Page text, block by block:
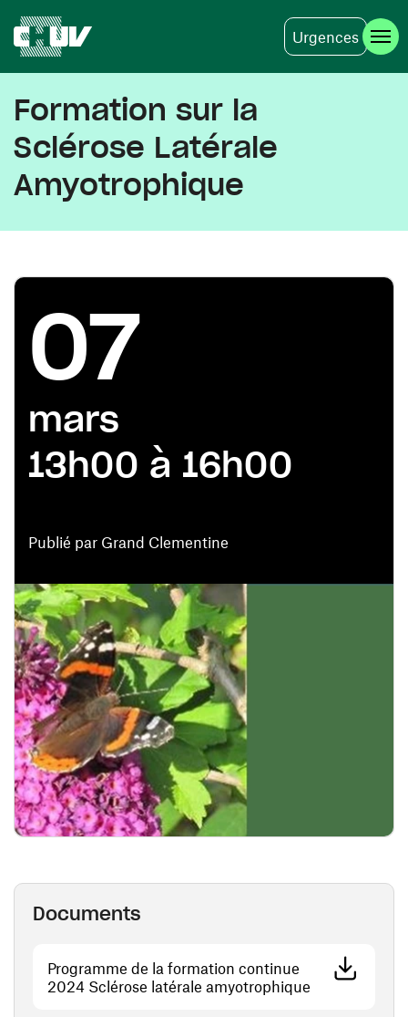
Urgences
Formation sur la
Sclérose Latérale
Amyotrophique
Publié par Grand Clementine
07
mars
13h00 à 16h00
Documents
Programme de la formation continue
2024 Sclérose latérale amyotrophique (ouvre une